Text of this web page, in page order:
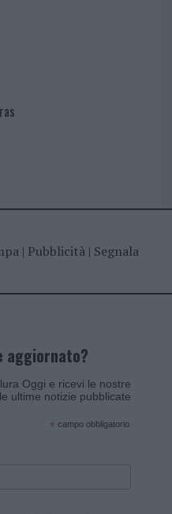
| Pubblicità| Segnala
aggiornato?
Oggi e ricevi le nostre
ultime notizie pubblicate
* campo obbligatorio